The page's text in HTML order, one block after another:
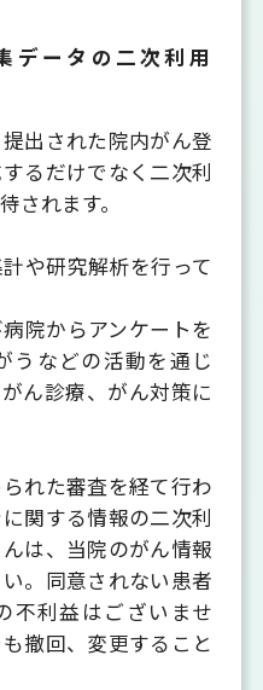
データの二次利用
出された院内がん登
るだけでなく二次利
れます。
や研究解析を行って
院からアンケートを
うなどの活動を通じ
ん診療、がん対策に
れた審査を経て行わ
関する情報の二次利
は、当院のがん情報
。同意されない患者
不利益はございませ
撤回、変更すること